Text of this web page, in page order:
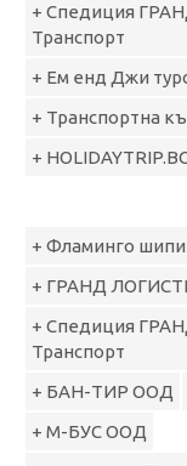
+ Спедиция
Транспорт
+ Ем енд Джи
+ Транспортна
+
+ Фламинго
+ ГРАНД
+ Спедиция
Транспорт
+ БАН-ТИР ООД
+ M-БУС ООД